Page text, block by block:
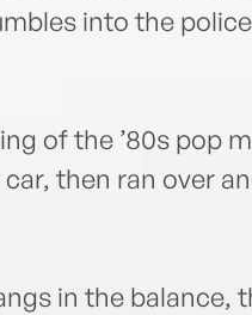
into the
of the ’80s pop
then ran over
in the